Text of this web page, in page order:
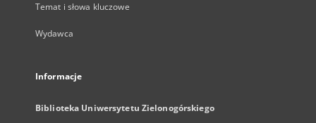
Temat i słowa kluczowe
Wydawca
Informacje
Biblioteka Uniwersytetu Zielonogórskiego